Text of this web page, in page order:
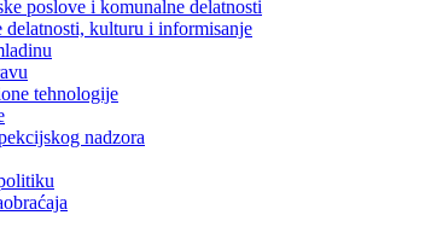
poslove i komunalne delatnosti
delatnosti, kulturu i informisanje
tehnologije
nadzora